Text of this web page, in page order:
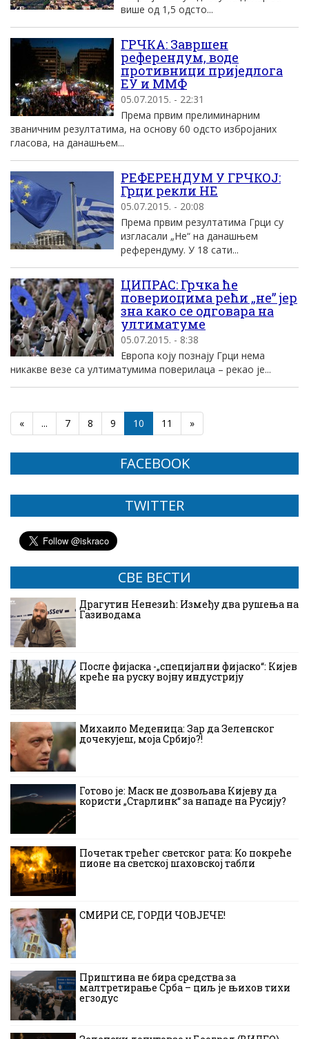
више од 1,5 одсто...
ГРЧКА: Завршен
референдум, воде
противници приједлога
ЕУ и ММФ
05.07.2015. - 22:31
Према првим прелиминарним
званичним резултатима, на основу 60 одсто избројаних
гласова, на данашњем...
РЕФЕРЕНДУМ У ГРЧКОЈ:
Грци рекли НЕ
05.07.2015. - 20:08
Према првим резултатима Грци су
изгласали „Не“ на данашњем
референдуму. У 18 сати...
ЦИПРАС: Грчка ће
повериоцима рећи „не” јер
зна како се одговара на
ултиматуме
05.07.2015. - 8:38
Европа коју познају Грци нема
никакве везе са ултиматумима поверилаца – рекао је...
« ... 7 8 9 10 11 »
FACEBOOK
TWITTER
СВЕ ВЕСТИ
Драгутин Ненезић: Између два рушења на
Газиводама
После фијаска -„специјални фијаско“: Кијев
креће на руску војну индустрију
Михаило Меденица: Зар да Зеленског
дочекујеш, моја Србијо?!
Готово је: Маск не дозвољава Кијеву да
користи „Старлинк“ за нападе на Русију?
Почетак трећег светског рата: Ко покреће
пионе на светској шаховској табли
СМИРИ СЕ, ГОРДИ ЧОВЈЕЧЕ!
Приштина не бира средства за
малтретирање Срба – циљ је њихов тихи
егзодус